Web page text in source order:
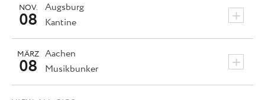
Augsburg +
NOV.
08 Kantine
Aachen +
MÄRZ
08 Musikbunker